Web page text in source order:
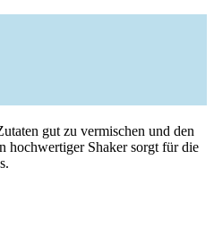
gut zu vermischen und den
hochwertiger Shaker sorgt für die